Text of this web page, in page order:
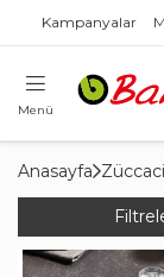
Kampanyalar
Menü
Anasayfa